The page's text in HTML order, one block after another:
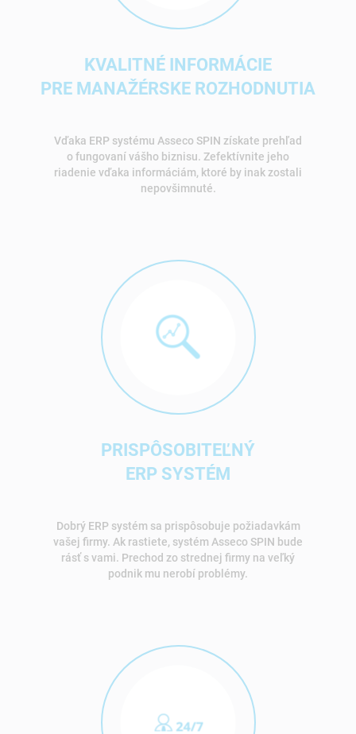
KVALITNÉ INFORMÁCIE
PRE MANAŽÉRSKE ROZHODNUTIA
Vďaka ERP systému Asseco SPIN získate prehľad
o fungovaní vášho biznisu. Zefektívnite jeho
riadenie vďaka informáciám, ktoré by inak zostali
nepovšimnuté.
PRISPÔSOBITEĽNÝ
ERP SYSTÉM
Dobrý ERP systém sa prispôsobuje požiadavkám
vašej firmy. Ak rastiete, systém Asseco SPIN bude
rásť s vami. Prechod zo strednej firmy na veľký
podnik mu nerobí problémy.